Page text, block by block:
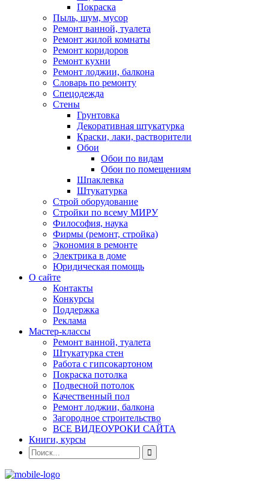
Покраска
Пыль, шум, мусор
Ремонт ванной, туалета
Ремонт жилой комнаты
Ремонт коридоров
Ремонт кухни
Ремонт лоджии, балкона
Словарь по ремонту
Спецодежда
Стены
Грунтовка
Декоративная штукатурка
Краски, лаки, растворители
Обои
Обои по видам
Обои по помещениям
Шпаклевка
Штукатурка
Строй оборудование
Стройки по всему МИРУ
Философия, наука
Фирмы (ремонт, стройка)
Экономия в ремонте
Электрика в доме
Юридическая помощь
О сайте
Контакты
Конкурсы
Поддержка
Реклама
Мастер-классы
Ремонт ванной, туалета
Штукатурка стен
Работа с гипсокартоном
Покраска потолка
Подвесной потолок
Качественный пол
Ремонт лоджии, балкона
Загородное строительство
ВСЕ ВИДЕОУРОКИ САЙТА
Книги, курсы